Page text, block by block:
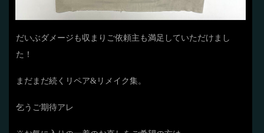
だいぶダメージも収まりご依頼主も満足していただけまし
た！
まだまだ続くリペア&リメイク集。
乞うご期待アレ